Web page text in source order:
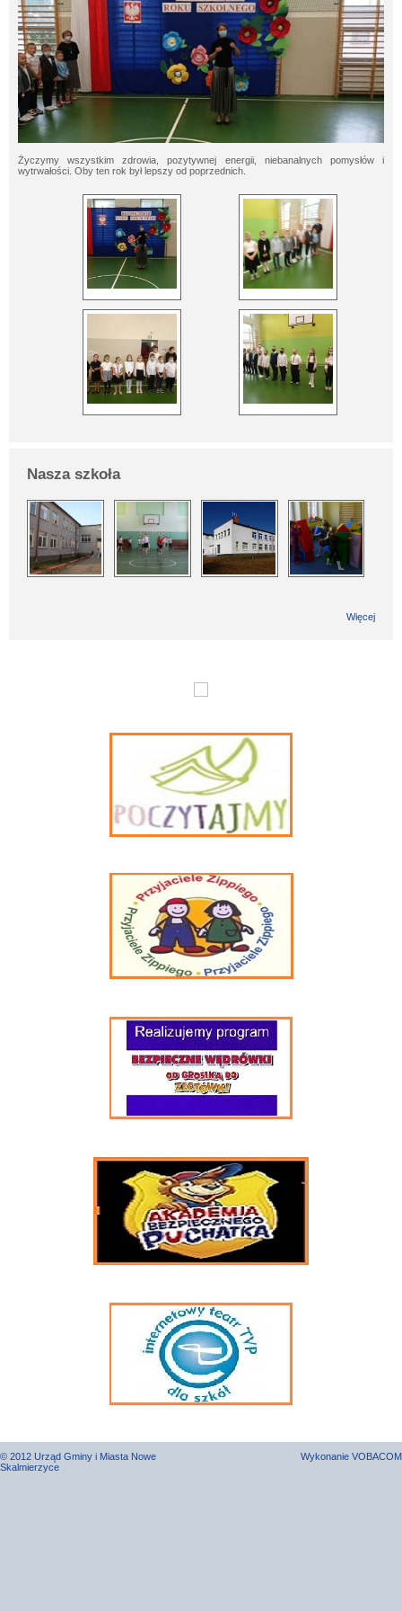
Życzymy wszystkim zdrowia, pozytywnej energii, niebanalnych pomysłów i
wytrwałości. Oby ten rok był lepszy od poprzednich.
Nasza szkoła
Więcej
© 2012 Urząd Gminy i Miasta Nowe
Skalmierzyce
Wykonanie VOBACOM